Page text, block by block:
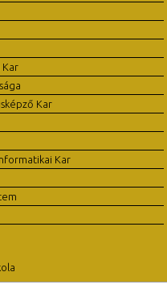
Kar
Kar
Kar